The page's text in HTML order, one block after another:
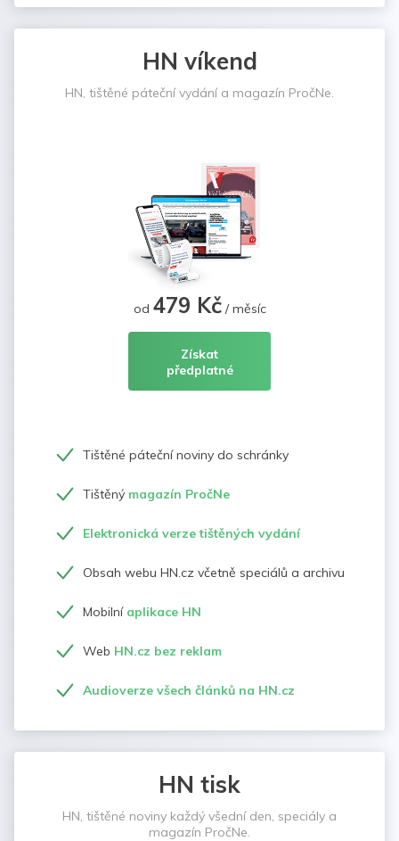
HN víkend
HN, tištěné páteční vydání a magazín PročNe.
od 479 Kč/ měsíc
Získat
předplatné
Tištěné páteční noviny do schránky
Tištěný magazín PročNe
Elektronická verze tištěných vydání
Obsah webu HN.cz včetně speciálů a archivu
Mobilní aplikace HN
Web HN.cz bez reklam
Audioverze všech článků na HN.cz
HN tisk
HN, tištěné noviny každý všední den, speciály a
magazín PročNe.